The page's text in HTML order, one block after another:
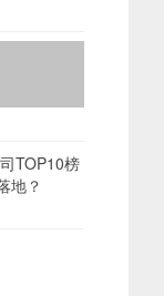
TOP10榜
地？